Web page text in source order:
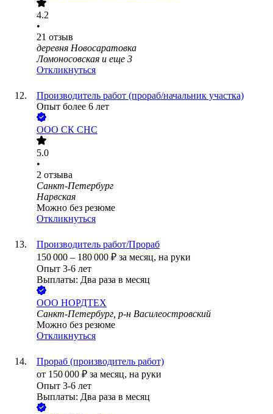
4.2
•
21 отзыв
деревня Новосаратовка
Ломоносовская и еще 3
Откликнуться
Производитель работ (прораб/начальник участка)
Опыт более 6 лет
ООО СК СНС
5.0
•
2 отзыва
Санкт-Петербург
Нарвская
Можно без резюме
Откликнуться
Производитель работ/Прораб
150 000 – 180 000 ₽ за месяц, на руки
Опыт 3-6 лет
Выплаты: Два раза в месяц
ООО НОРДТЕХ
Санкт-Петербург, р-н Василеостровский
Можно без резюме
Откликнуться
Прораб (производитель работ)
от 150 000 ₽ за месяц, на руки
Опыт 3-6 лет
Выплаты: Два раза в месяц